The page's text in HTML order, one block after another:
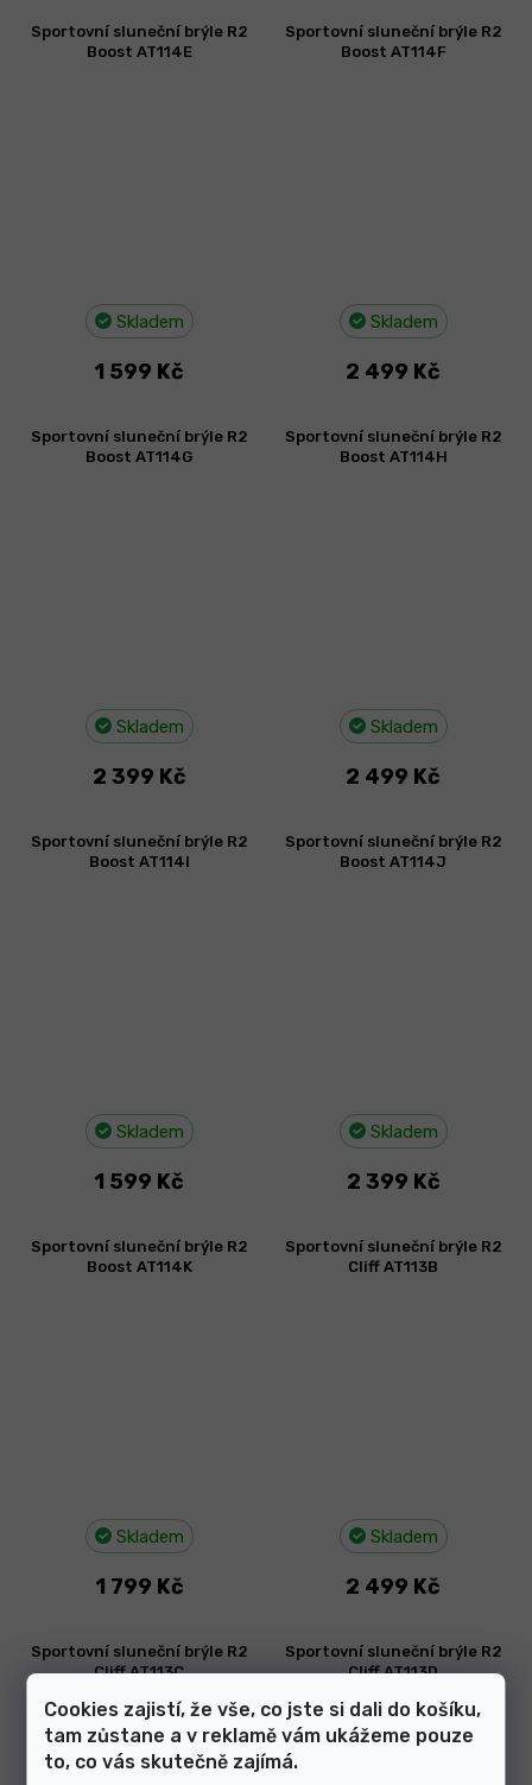
Cookies zajistí, že vše, co jste si dali do košíku,
tam zůstane a v reklamě vám ukážeme pouze
to, co vás skutečně zajímá.
Sportovní sluneční brýle R2
Boost AT114E
Skladem
1 599 Kč
Sportovní sluneční brýle R2
Boost AT114F
Skladem
2 499 Kč
Sportovní sluneční brýle R2
Boost AT114G
Skladem
2 399 Kč
Sportovní sluneční brýle R2
Boost AT114H
Skladem
2 499 Kč
Sportovní sluneční brýle R2
Boost AT114I
Skladem
1 599 Kč
Sportovní sluneční brýle R2
Boost AT114J
Skladem
2 399 Kč
Sportovní sluneční brýle R2
Boost AT114K
Skladem
1 799 Kč
Sportovní sluneční brýle R2
Cliff AT113B
Skladem
2 499 Kč
Sportovní sluneční brýle R2
Cliff AT113C
Sportovní sluneční brýle R2
Cliff AT113D